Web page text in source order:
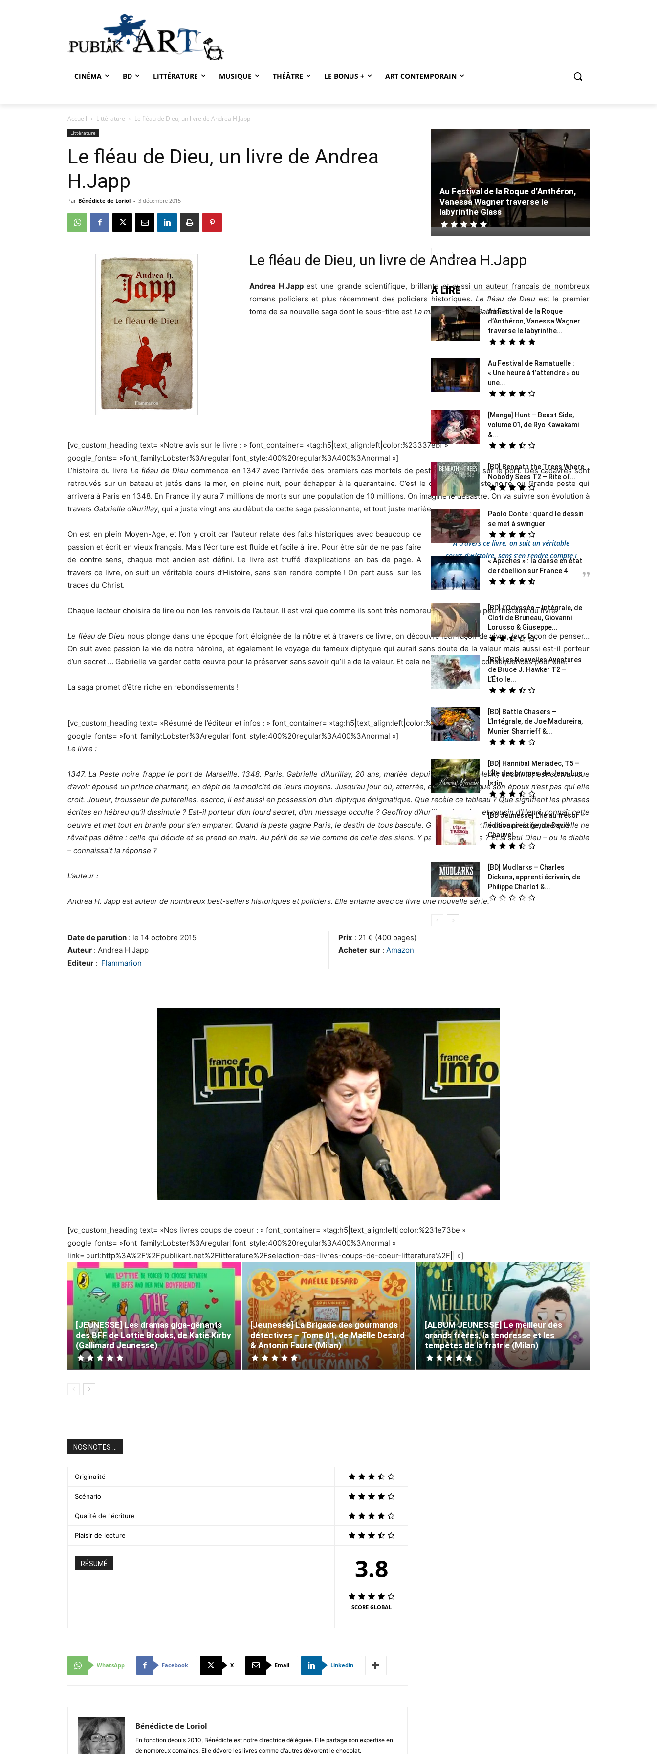
CINÉMA BD LITTÉRATURE MUSIQUE THÉÂTRE LE BONUS + ART CONTEMPORAIN
Accueil Littérature Le fléau de Dieu, un livre de Andrea H.Japp
Littérature
Le fléau de Dieu, un livre de Andrea
H.Japp
Par Bénédicte de Loriol - 3 décembre 2015
Le fléau de Dieu, un livre de Andrea H.Japp
Andrea H.Jappest une grande scientifique, brillante et aussi un auteur français de nombreux
romans policiers et plus récemment des policiers historiques. Le fléau de Dieu est le premier
tome de sa nouvelle saga dont le sous-titre est La malédiction de Gabrielle.
[vc_custom_heading text= »Notre avis sur le livre : » font_container= »tag:h5|text_align:left|color:%23337ebf »
google_fonts= »font_family:Lobster%3Aregular|font_style:400%20regular%3A400%3Anormal »]
L’histoire du livre Le fléau de Dieu commence en 1347 avec l’arrivée des premiers cas mortels de peste, à Marseille, sur le port. Des cadavres sont
retrouvés sur un bateau et jetés dans la mer, en pleine nuit, pour échapper à la quarantaine. C’est le début de la Peste noire, ou Grande peste qui
arrivera à Paris en 1348. En France il y aura 7 millions de morts sur une population de 10 millions. On imagine le désastre. On va suivre son évolution à
travers Gabrielle d’Aurillay, qui a juste vingt ans au début de cette saga passionnante, et tout juste mariée.
A travers ce livre, on suit un véritable
cours d’Histoire, sans s’en rendre compte !
On est en plein Moyen-Age, et l’on y croit car l’auteur relate des faits historiques avec beaucoup de
passion et écrit en vieux français. Mais l’écriture est fluide et facile à lire. Pour être sûr de ne pas faire
de contre sens, chaque mot ancien est défini. Le livre est truffé d’explications en bas de page. A
travers ce livre, on suit un véritable cours d’Histoire, sans s’en rendre compte ! On part aussi sur les
traces du Christ.
Chaque lecteur choisira de lire ou non les renvois de l’auteur. Il est vrai que comme ils sont très nombreux, ça coupe un peu l’histoire du livre.
Le fléau de Dieu nous plonge dans une époque fort éloignée de la nôtre et à travers ce livre, on découvre leur façon de vivre, leur façon de penser…
On suit avec passion la vie de notre héroïne, et également le voyage du fameux diptyque qui aurait sans doute de la valeur mais aussi est-il porteur
d’un secret … Gabrielle va garder cette œuvre pour la préserver sans savoir qu’il a de la valeur. Et cela ne sera pas sans conséquences pour elle.
La saga promet d’être riche en rebondissements !
[vc_custom_heading text= »Résumé de l’éditeur et infos : » font_container= »tag:h5|text_align:left|color:%23337ebf »
google_fonts= »font_family:Lobster%3Aregular|font_style:400%20regular%3A400%3Anormal »]
Le livre :
1347. La Peste noire frappe le port de Marseille. 1348. Paris. Gabrielle d’Aurillay, 20 ans, mariée depuis deux ans à Henri, enceinte, est convaincue
d’avoir épousé un prince charmant, en dépit de la modicité de leurs moyens. Jusqu’au jour où, atterrée, elle découvre que son époux n’est pas qui elle
croit. Joueur, trousseur de puterelles, escroc, il est aussi en possession d’un diptyque énigmatique. Que recèle ce tableau ? Que signifient les phrases
écrites en hébreu qu’il dissimule ? Est-il porteur d’un lourd secret, d’un message occulte ? Geoffroy d’Aurillay, chanoine et cousin d’Henri, connaît cette
oeuvre et met tout en branle pour s’en emparer. Quand la peste gagne Paris, le destin de tous bascule. Gabrielle doit enfin devenir la femme qu’elle ne
rêvait pas d’être : celle qui décide et se prend en main. Au péril de sa vie comme de celle des siens. Y parviendra-t-elle ? Et si seul Dieu – ou le diable
– connaissait la réponse ?
L’auteur :
Andrea H. Japp est auteur de nombreux best-sellers historiques et policiers. Elle entame avec ce livre une nouvelle série.
Date de parution : le 14 octobre 2015
Auteur : Andrea H.Japp
Editeur : Flammarion
Prix : 21 € (400 pages)
Acheter sur : Amazon
[vc_custom_heading text= »Nos livres coups de coeur : » font_container= »tag:h5|text_align:left|color:%231e73be »
google_fonts= »font_family:Lobster%3Aregular|font_style:400%20regular%3A400%3Anormal »
link= »url:http%3A%2F%2Fpublikart.net%2Flitterature%2Fselection-des-livres-coups-de-coeur-litterature%2F|| »]
[JEUNESSE] Les dramas giga-gênants
des BFF de Lottie Brooks, de Katie Kirby
(Gallimard Jeunesse)
[Jeunesse] La Brigade des gourmands
détectives – Tome 01, de Maëlle Desard
& Antonin Faure (Milan)
[ALBUM JEUNESSE] Le meilleur des
grands frères, la tendresse et les
tempêtes de la fratrie (Milan)
NOS NOTES ...
Originalité
Scénario
Qualité de l'écriture
Plaisir de lecture
RÉSUMÉ 3.8
SCORE GLOBAL
WhatsApp Facebook X Email Linkedin
Bénédicte de Loriol
En fonction depuis 2010, Bénédicte est notre directrice déléguée. Elle partage son expertise en
de nombreux domaines. Elle dévore les livres comme d'autres dévorent le chocolat.
Au Festival de la Roque d’Anthéron,
Vanessa Wagner traverse le
labyrinthe Glass
A LIRE
Au Festival de la Roque
d’Anthéron, Vanessa Wagner
traverse le labyrinthe...
Au Festival de Ramatuelle :
« Une heure à t’attendre » ou
une...
[Manga] Hunt – Beast Side,
volume 01, de Ryo Kawakami
&...
[BD] Beneath the Trees Where
Nobody Sees T2 – Rite of...
Paolo Conte : quand le dessin
se met à swinguer
« Apaches » : la danse en état
de rébellion sur France 4
[BD] L’Odyssée – Intégrale, de
Clotilde Bruneau, Giovanni
Lorusso & Giuseppe...
[BD] Les Nouvelles Aventures
de Bruce J. Hawker T2 –
L’Étoile...
[BD] Battle Chasers –
L’Intégrale, de Joe Madureira,
Munier Sharrieff &...
[BD] Hannibal Meriadec, T5 –
L’Île des brumes, de Jean-Luc
Istin...
[BD Jeunesse] L’Île au trésor –
édition prestige, de David
Chauvel...
[BD] Mudlarks – Charles
Dickens, apprenti écrivain, de
Philippe Charlot &...